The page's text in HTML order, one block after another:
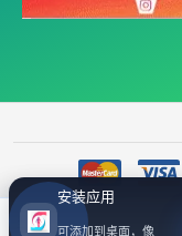
当前应付
安装应用
可添加到桌面，像